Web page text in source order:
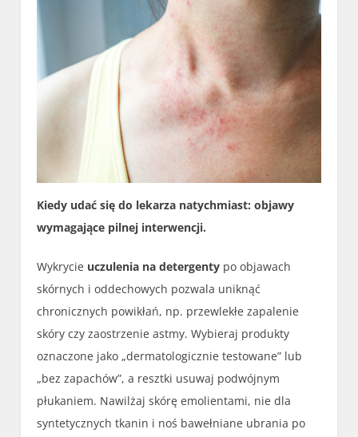
Kiedy udać się do lekarza natychmiast: objawy
wymagające pilnej interwencji.
Wykrycie uczulenia na detergenty po objawach
skórnych i oddechowych pozwala uniknąć
chronicznych powikłań, np. przewlekłe zapalenie
skóry czy zaostrzenie astmy. Wybieraj produkty
oznaczone jako „dermatologicznie testowane” lub
„bez zapachów”, a resztki usuwaj podwójnym
płukaniem. Nawilżaj skórę emolientami, nie dla
syntetycznych tkanin i noś bawełniane ubrania po